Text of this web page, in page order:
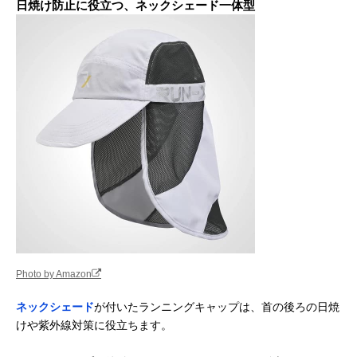
日焼け防止に役立つ、ネックシェード一体型
Photo by Amazon
ネックシェードが付いたランニングキャップは、首の後ろの日焼
けや紫外線対策に役立ちます。